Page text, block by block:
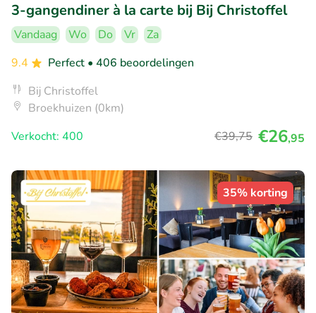
3-gangendiner à la carte bij Bij Christoffel
Vandaag Wo Do Vr
Za
9.4
Perfect • 406 beoordelingen
Bij Christoffel
Broekhuizen (0km)
Verkocht: 400
€39,75 €26,95
35% korting